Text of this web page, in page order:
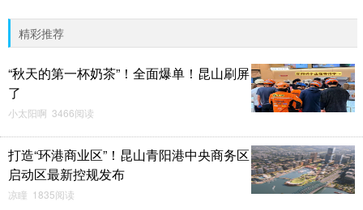
精彩推荐
“秋天的第一杯奶茶”！全面爆单！昆山刷屏
了
小太阳啊 3466阅读
打造“环港商业区”！昆山青阳港中央商务区
启动区最新控规发布
凉瞳 1835阅读